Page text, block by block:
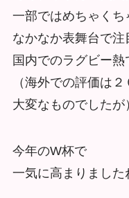
一部ではめちゃくち
なかなか表舞台で
国内でのラグビー熱
（海外での評価は
大変なものでしたが
今年のW杯で
一気に高まりました